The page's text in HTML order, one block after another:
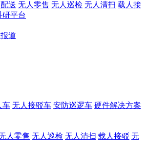
送 无人零售 无人巡检 无人清扫 载人接
研平台
道
车 无人接驳车 安防巡逻车 硬件解决方案
人零售 无人巡检 无人清扫 载人接驳 无